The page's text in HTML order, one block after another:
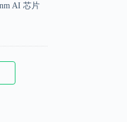
AI 芯片
AI 落地实
平，基础